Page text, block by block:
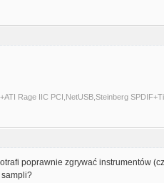
Rage IIC PCI,NetUSB,Steinberg
poprawnie zgrywać instrumentów
sampli?